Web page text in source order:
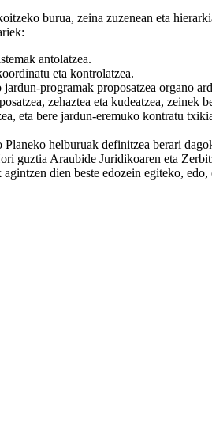
burua, zeina zuzenean eta
antolatzea.
eta kontrolatzea.
programak proposatzea organo
zehaztea eta kudeatzea, zeinek
eta bere jardun-eremuko kontratu
helburuak definitzea berari
guztia Araubide Juridikoaren eta
dien beste edozein egiteko,